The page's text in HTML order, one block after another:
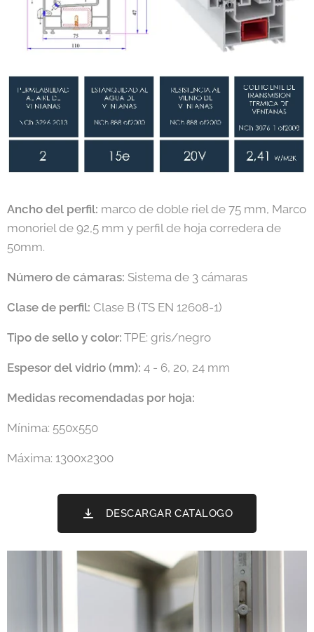
Ancho del perfil: marco de doble riel de 75 mm, Marco
monoriel de 92,5 mm y perfil de hoja corredera de
50mm.
Número de cámaras: Sistema de 3 cámaras
Clase de perfil: Clase B (TS EN 12608-1)
Tipo de sello y color: TPE: gris/negro
Espesor del vidrio (mm): 4 - 6, 20, 24 mm
Medidas recomendadas por hoja:
Mínima: 550x550
Máxima: 1300x2300
DESCARGAR CATALOGO